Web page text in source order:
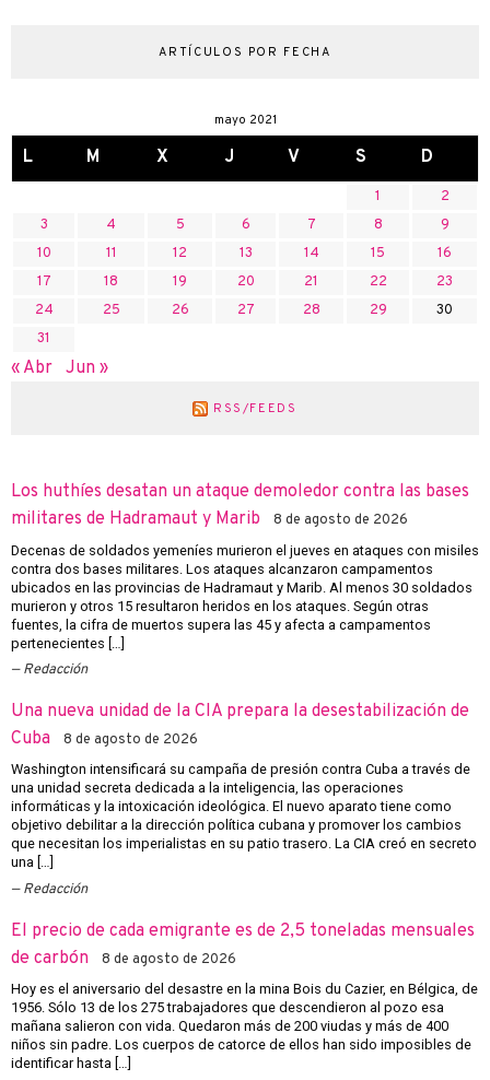
ARTÍCULOS POR FECHA
mayo 2021
L M X J V S D
1
2
3
4 5 6 7 8
9
10
11 12 13 14 15
16
17
18 19 20 21 22
23
24
25 26 27 28 29
30
31
« Abr Jun »
RSS/FEEDS
Los huthíes desatan un ataque demoledor contra las bases
militares de Hadramaut y Marib
8 de agosto de 2026
Decenas de soldados yemeníes murieron el jueves en ataques con misiles
contra dos bases militares. Los ataques alcanzaron campamentos
ubicados en las provincias de Hadramaut y Marib. Al menos 30 soldados
murieron y otros 15 resultaron heridos en los ataques. Según otras
fuentes, la cifra de muertos supera las 45 y afecta a campamentos
pertenecientes […]
Redacción
Una nueva unidad de la CIA prepara la desestabilización de
Cuba
8 de agosto de 2026
Washington intensificará su campaña de presión contra Cuba a través de
una unidad secreta dedicada a la inteligencia, las operaciones
informáticas y la intoxicación ideológica. El nuevo aparato tiene como
objetivo debilitar a la dirección política cubana y promover los cambios
que necesitan los imperialistas en su patio trasero. La CIA creó en secreto
una […]
Redacción
El precio de cada emigrante es de 2,5 toneladas mensuales
de carbón
8 de agosto de 2026
Hoy es el aniversario del desastre en la mina Bois du Cazier, en Bélgica, de
1956. Sólo 13 de los 275 trabajadores que descendieron al pozo esa
mañana salieron con vida. Quedaron más de 200 viudas y más de 400
niños sin padre. Los cuerpos de catorce de ellos han sido imposibles de
identificar hasta […]